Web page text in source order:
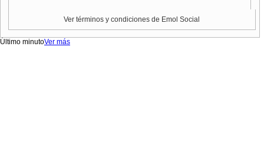
Ver términos y condiciones de Emol Social
Último minutoVer más